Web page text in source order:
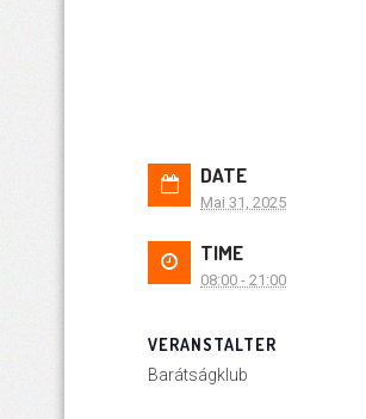
DATE
Mai 31, 2025
TIME
08:00 - 21:00
VERANSTALTER
Barátságklub